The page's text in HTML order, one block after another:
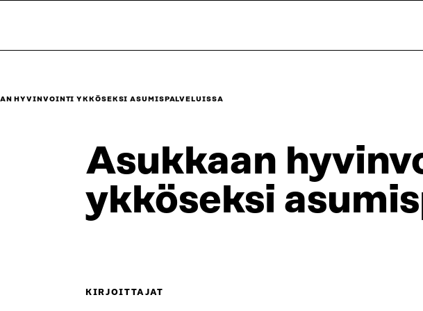
HYVINVOINTI YKKÖSEKSI ASUMISPALVELUISSA
Asukkaan
ykköseksi
KIRJOITTAJAT